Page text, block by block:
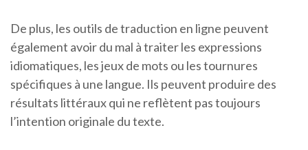
De plus, les outils de traduction en ligne peuvent
également avoir du mal à traiter les expressions
idiomatiques, les jeux de mots ou les tournures
spécifiques à une langue. Ils peuvent produire des
résultats littéraux qui ne reflètent pas toujours
l’intention originale du texte.